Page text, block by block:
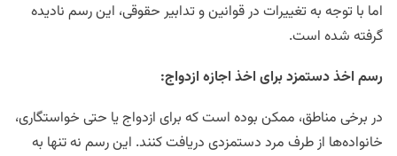
اما با توجه به تغییرات در قوانین و تدابیر حقوقی، این رسم نادیده
گرفته شده است.
رسم اخذ دستمزد برای اخذ اجازه ازدواج:
در برخی مناطق، ممکن بوده است که برای ازدواج یا حتی خواستگاری،
خانواده‌ها از طرف مرد دستمزدی دریافت کنند. این رسم نه تنها به